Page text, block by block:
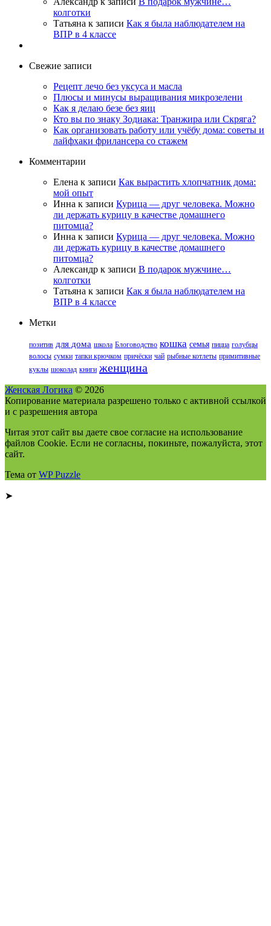
колготки
Татьяна к записи Как я была наблюдателем на
ВПР в 4 классе
Свежие записи
Рецепт лечо без уксуса и масла
Плюсы и минусы выращивания микрозелени
Как я делаю безе без яиц
Кто вы по знаку Зодиака: Транжира или Скряга?
Как организовать работу или учёбу дома: советы и
лайфхаки фрилансера со стажем
Комментарии
Елена к записи Как вырастить хлопчатник дома:
мой опыт
Инна к записи Курица — друг человека. Можно
ли держать курицу в качестве домашнего
питомца?
Инна к записи Курица — друг человека. Можно
ли держать курицу в качестве домашнего
питомца?
Александр к записи В подарок мужчине…
колготки
Татьяна к записи Как я была наблюдателем на
ВПР в 4 классе
Метки
позитив для дома школа Блоговодство кошка семья пицца голубцы
волосы сумки тапки крючком причёски чай рыбные котлеты примитивные
куклы шоколад книги женщина
Женская Логика © 2026
Копирование материала разрешено только с активной ссылкой
и с разрешения автора
Читая этот сайт вы даете свое согласие на использование
файлов Cookie. Если не согласны, покиньте, пожалуйста, этот
сайт.
Тема от WP Puzzle
➤